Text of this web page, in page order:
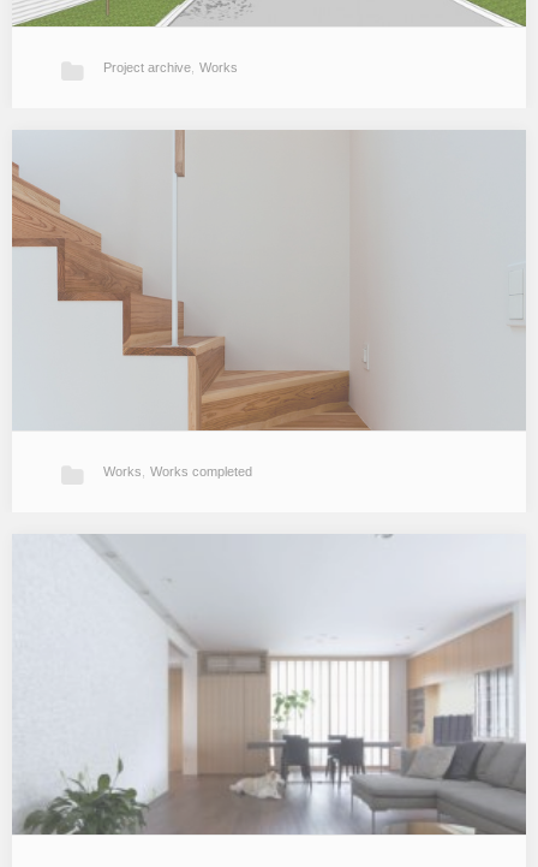
整形外科クリニックの計画。 既存病院から手狭になった外来診療と
リハビリ機能を取り出して近隣敷地にクリニックとして独立させた
計画です。 鉄筋コンクリート壁式ラーメン構造に外断熱、太陽光発
電（将来予定）と…
Project archive Works
八女の家
元々は通り側に商店、奥に母屋、蔵が建ち並んでいた町屋形式の奥
行の深い土地で、現在は2つに分割されましたがそれでも南北に長
い敷地です。南北からの通り抜け動線、将来の介護対応などを与条
件としての計画です。…
Works Works completed